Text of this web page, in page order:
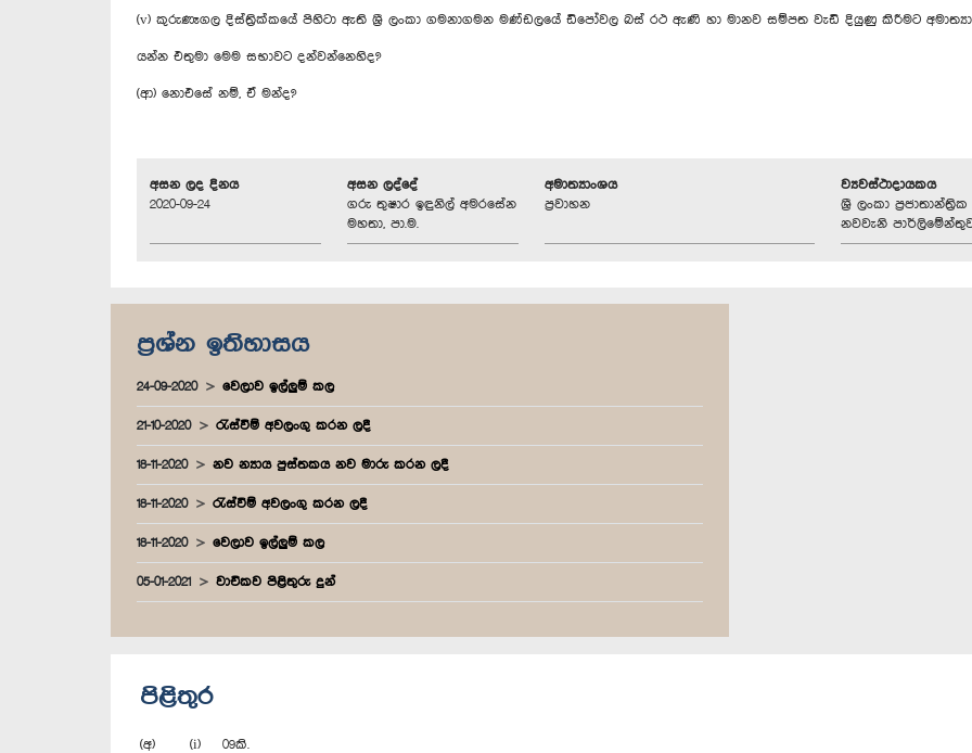
(v) කුරුණෑගල දිස්ත්‍රික්කයේ පිහිටා ඇති ශ්‍රී ලංකා ගමනාගමන මණ්ඩලයේ ඩිපෝවල බස් රථ ඇණි හා මානව සම්පත වැඩි දියුණු කිරීමට
යන්න එතුමා මෙම සභාවට දන්වන්නෙහිද?
(ආ) නොඑසේ නම්, ඒ මන්ද?
අසන ලද දිනය
2020-09-24
අසන ලද්දේ
ගරු තුෂාර ඉඳුනිල් අමරසේන
මහතා, පා.ම.
අමාත්‍යාංශය
ප්‍රවාහන
ව්‍යවස්ථාදායකය
ශ්‍රී ලංකා
නවවැනි
ප්‍රශ්න ඉතිහාසය
24-09-2020 වෙලාව ඉල්ලුම් කල
21-10-2020 රැස්වීම් අවලංගු කරන ලදී
18-11-2020 නව න්‍යාය පුස්තකය නව මාරු කරන ලදී
18-11-2020 රැස්වීම් අවලංගු කරන ලදී
18-11-2020 වෙලාව ඉල්ලුම් කල
05-01-2021 වාචිකව පිළිතුරු දුන්
පිළිතුර
(අ) (i) 09කි.